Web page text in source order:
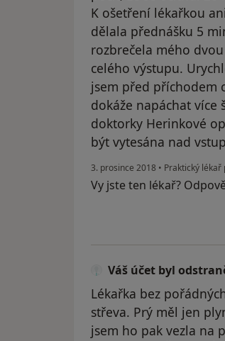
K ošetření lékařkou
dělala přednášku 5
rozbrečela mého
celého výstupu.
jsem před příchodem
dokáže napáchat
doktorky Herinkové
být vytesána nad
3. prosince 2018 • Praktický lékař
Vy jste ten lékař?
Váš účet byl
Lékařka bez
střeva. Prý měl jen
jsem ho pak vezla na